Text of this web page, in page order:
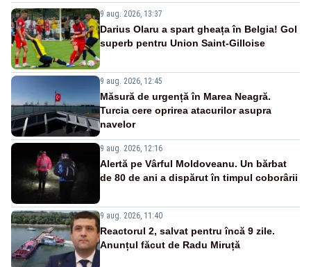
9 aug. 2026, 13:37
Darius Olaru a spart gheața în Belgia! Gol
superb pentru Union Saint-Gilloise
9 aug. 2026, 12:45
Măsură de urgență în Marea Neagră.
Turcia cere oprirea atacurilor asupra
navelor
9 aug. 2026, 12:16
Alertă pe Vârful Moldoveanu. Un bărbat
de 80 de ani a dispărut în timpul coborârii
9 aug. 2026, 11:40
Reactorul 2, salvat pentru încă 9 zile.
Anunțul făcut de Radu Miruță